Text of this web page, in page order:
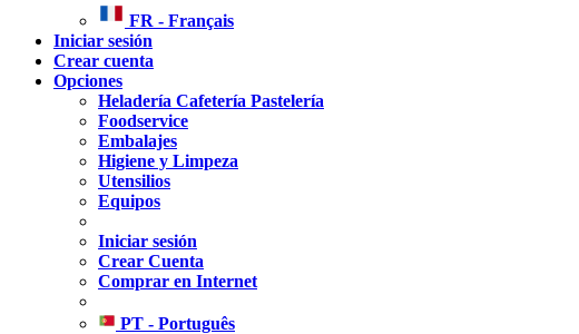
FR - Français
Iniciar sesión
Crear cuenta
Opciones
Heladería Cafetería Pastelería
Foodservice
Embalajes
Higiene y Limpeza
Utensilios
Equipos
Iniciar sesión
Crear Cuenta
Comprar en Internet
PT - Português